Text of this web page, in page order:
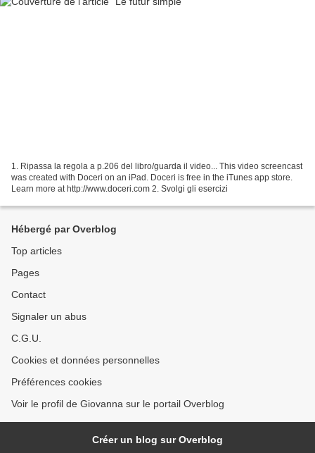
1. Ripassa la regola a p.206 del libro/guarda il video... This video screencast
was created with Doceri on an iPad. Doceri is free in the iTunes app store.
Learn more at http://www.doceri.com 2. Svolgi gli esercizi
Hébergé par Overblog
Top articles
Pages
Contact
Signaler un abus
C.G.U.
Cookies et données personnelles
Préférences cookies
Voir le profil de Giovanna sur le portail Overblog
Créer un blog sur Overblog